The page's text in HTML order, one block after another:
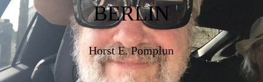
BERLIN
Horst E. Pomplun